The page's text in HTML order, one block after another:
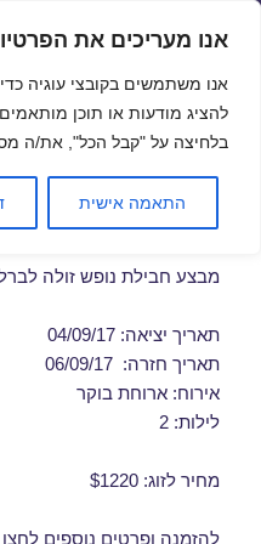
אנו מעריכים את
אנו משתמשים בקובצי עוגיה
להציג מודעות או תוכן
בלחיצה על "קבל הכל", את/ה
התאמה אישית
חבילות נופש
04/09/2017
מבצע חבילת נופש זולה
תאריך יציאה: 04/09/17
תאריך חזרה: 06/09/17
אירוח: ארוחת בוקר
לילות: 2
מחיר לזוג: $1220
להזמנה ופרטים נוספים